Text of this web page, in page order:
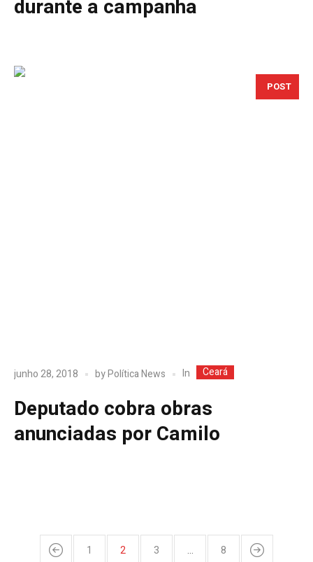
durante a campanha
POST
junho 28, 2018 byPolítica News In Ceará
Deputado cobra obras
anunciadas por Camilo
1 2 3 … 8